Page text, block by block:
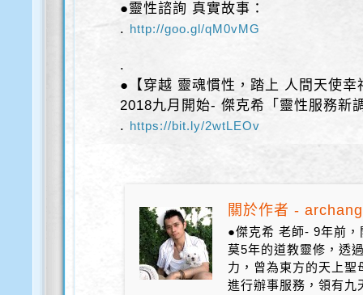
●靈性諮詢 真實故事：
. http://goo.gl/qM0vMG
.
●【穿越 靈魂慣性，踏上 人間天使幸
2018九月開始- 傑克希「靈性服務新
. https://bit.ly/2wtLEOv
關於作者 -
●傑克希 老師- 9年前
莫5年的道教靈修，透
力，曾為東方的天上
進行辦事服務，領有